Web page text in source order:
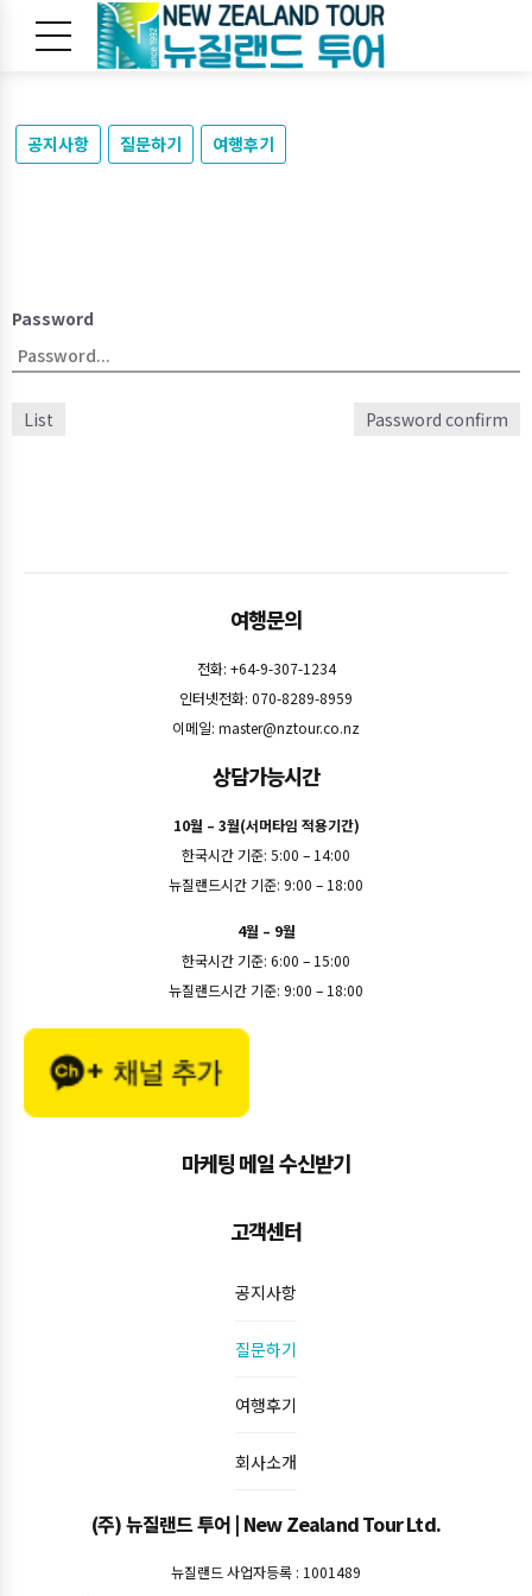
공지사항 질문하기 여행후기
Password
List Password confirm
여행문의
전화: +64-9-307-1234
인터넷전화: 070-8289-8959
이메일: master@nztour.co.nz
상담가능시간
10월 – 3월(서머타임 적용기간)
한국시간 기준: 5:00 – 14:00
뉴질랜드시간 기준: 9:00 – 18:00
4월 – 9월
한국시간 기준: 6:00 – 15:00
뉴질랜드시간 기준: 9:00 – 18:00
마케팅 메일 수신받기
고객센터
공지사항
질문하기
여행후기
회사소개
(주) 뉴질랜드 투어 | New Zealand Tour Ltd.
뉴질랜드 사업자등록 : 1001489